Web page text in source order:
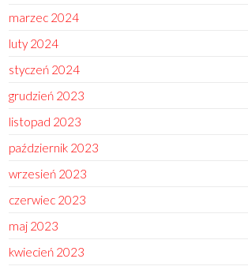
marzec 2024
luty 2024
styczeń 2024
grudzień 2023
listopad 2023
październik 2023
wrzesień 2023
czerwiec 2023
maj 2023
kwiecień 2023